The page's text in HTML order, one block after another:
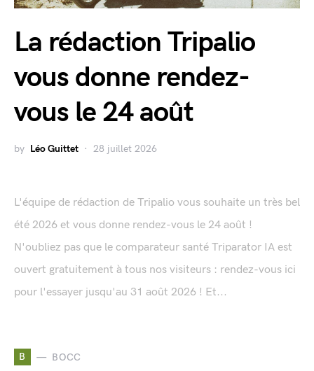
La rédaction Tripalio
vous donne rendez-
vous le 24 août
by Léo Guittet 28 juillet 2026
L'équipe de rédaction de Tripalio vous souhaite un très bel
été 2026 et vous donne rendez-vous le 24 août !
N'oubliez pas que le comparateur santé Triparator IA est
ouvert gratuitement à tous nos visiteurs : rendez-vous ici
pour l'essayer jusqu'au 31 août 2026 ! Et...
B BOCC